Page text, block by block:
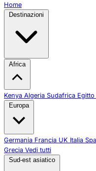
Home
Destinazioni
Africa
Kenya Algeria Sudafrica Egitto
Europa
Germania Francia UK Italia
Grecia Vedi tutti
Sud-est asiatico